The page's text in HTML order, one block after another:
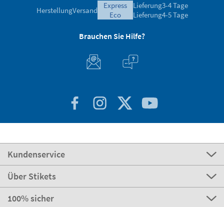
HerstellungVersand
express
eco
Lieferung3-4 Tage
Lieferung4-5 Tage
Brauchen Sie Hilfe?
Kundenservice
Über Stikets
100% sicher